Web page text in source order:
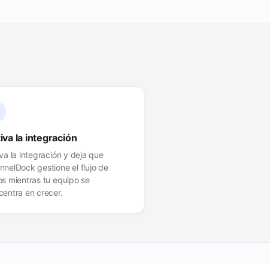
la integración
la integración y deja que
gestione el flujo de
mientras tu equipo se
en crecer.